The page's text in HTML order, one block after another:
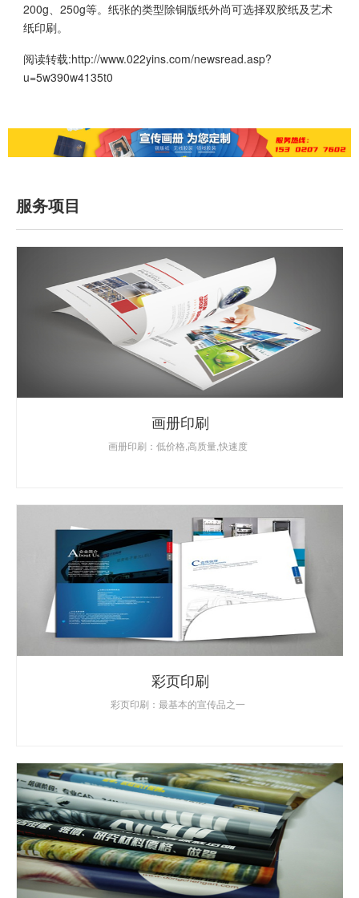
200g、250g等。纸张的类型除铜版纸外尚可选择双胶纸及艺术
纸印刷。
阅读转载:http://www.022yins.com/newsread.asp?
u=5w390w4135t0
服务项目
画册印刷
画册印刷：低价格,高质量,快速度
彩页印刷
彩页印刷：最基本的宣传品之一